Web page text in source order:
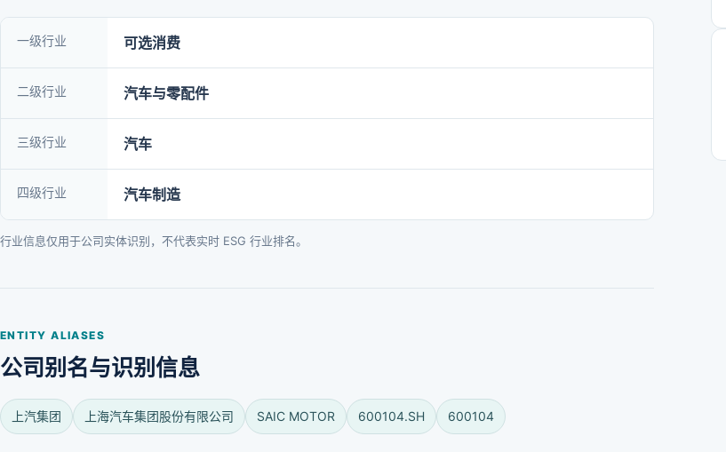
一级行业 可选消费
二级行业 汽车与零配件
三级行业 汽车
四级行业 汽车制造
行业信息仅用于公司实体识别，不代表实时 ESG 行业排名。
ENTITY ALIASES
公司别名与识别信息
上汽集团 上海汽车集团股份有限公司 SAIC MOTOR 600104.SH 600104